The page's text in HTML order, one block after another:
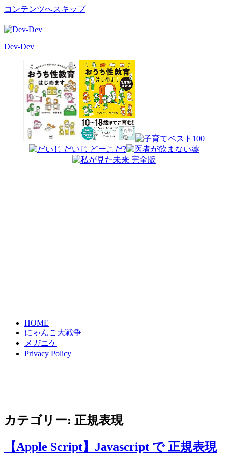
コンテンツへスキップ
Dev-Dev
HOME
にゃんこ大戦争
メガニケ
Privacy Policy
カテゴリー: 正規表現
【Apple Script】Javascript で 正規表現